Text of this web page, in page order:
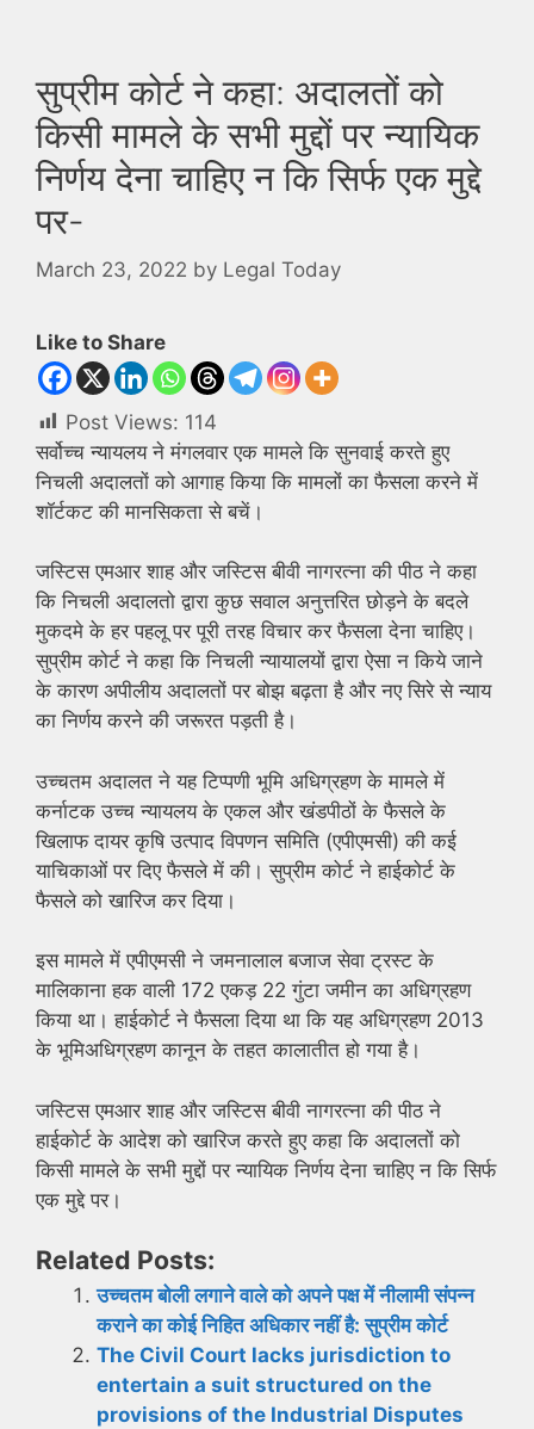
सुप्रीम कोर्ट ने कहा: अदालतों को
किसी मामले के सभी मुद्दों पर न्यायिक
निर्णय देना चाहिए न कि सिर्फ एक मुद्दे
पर-
March 23, 2022 by Legal Today
Like to Share
Post Views: 114
सर्वोच्च न्यायलय ने मंगलवार एक मामले कि सुनवाई करते हुए
निचली अदालतों को आगाह किया कि मामलों का फैसला करने में
शॉर्टकट की मानसिकता से बचें।
जस्टिस एमआर शाह और जस्टिस बीवी नागरत्ना की पीठ ने कहा
कि निचली अदालतो द्वारा कुछ सवाल अनुत्तरित छोड़ने के बदले
मुकदमे के हर पहलू पर पूरी तरह विचार कर फैसला देना चाहिए।
सुप्रीम कोर्ट ने कहा कि निचली न्यायालयों द्वारा ऐसा न किये जाने
के कारण अपीलीय अदालतों पर बोझ बढ़ता है और नए सिरे से न्याय
का निर्णय करने की जरूरत पड़ती है।
उच्चतम अदालत ने यह टिप्पणी भूमि अधिग्रहण के मामले में
कर्नाटक उच्च न्यायलय के एकल और खंडपीठों के फैसले के
खिलाफ दायर कृषि उत्पाद विपणन समिति (एपीएमसी) की कई
याचिकाओं पर दिए फैसले में की। सुप्रीम कोर्ट ने हाईकोर्ट के
फैसले को खारिज कर दिया।
इस मामले में एपीएमसी ने जमनालाल बजाज सेवा ट्रस्ट के
मालिकाना हक वाली 172 एकड़ 22 गुंटा जमीन का अधिग्रहण
किया था। हाईकोर्ट ने फैसला दिया था कि यह अधिग्रहण 2013
के भूमिअधिग्रहण कानून के तहत कालातीत हो गया है।
जस्टिस एमआर शाह और जस्टिस बीवी नागरत्ना की पीठ ने
हाईकोर्ट के आदेश को खारिज करते हुए कहा कि अदालतों को
किसी मामले के सभी मुद्दों पर न्यायिक निर्णय देना चाहिए न कि सिर्फ
एक मुद्दे पर।
Related Posts:
उच्चतम बोली लगाने वाले को अपने पक्ष में नीलामी संपन्न
कराने का कोई निहित अधिकार नहीं है: सुप्रीम कोर्ट
The Civil Court lacks jurisdiction to
entertain a suit structured on the
provisions of the Industrial Disputes